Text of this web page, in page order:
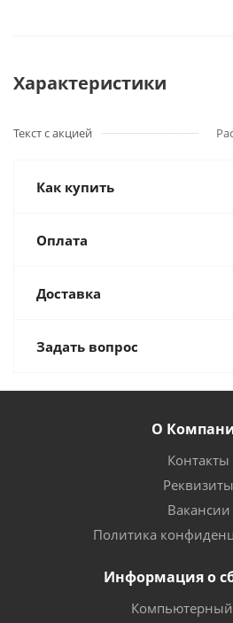
Характеристики
Текст с акцией
Как купить
Оплата
Доставка
Задать вопрос
О
Контакты
Реквизиты
Вакансии
Политика
Информация о
Компьютерный